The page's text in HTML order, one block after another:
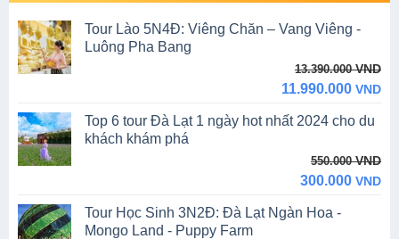
Tour Lào 5N4Đ: Viêng Chăn – Vang Viêng -
Luông Pha Bang
13.390.000VND
13.390.000 VND.
11.990.000 VND
11.990.000 VND.
Top 6 tour Đà Lạt 1 ngày hot nhất 2024 cho du
khách khám phá
550.000VND
550.000 VND.
300.000 VND
300.000 VND.
Tour Học Sinh 3N2Đ: Đà Lạt Ngàn Hoa -
Mongo Land - Puppy Farm